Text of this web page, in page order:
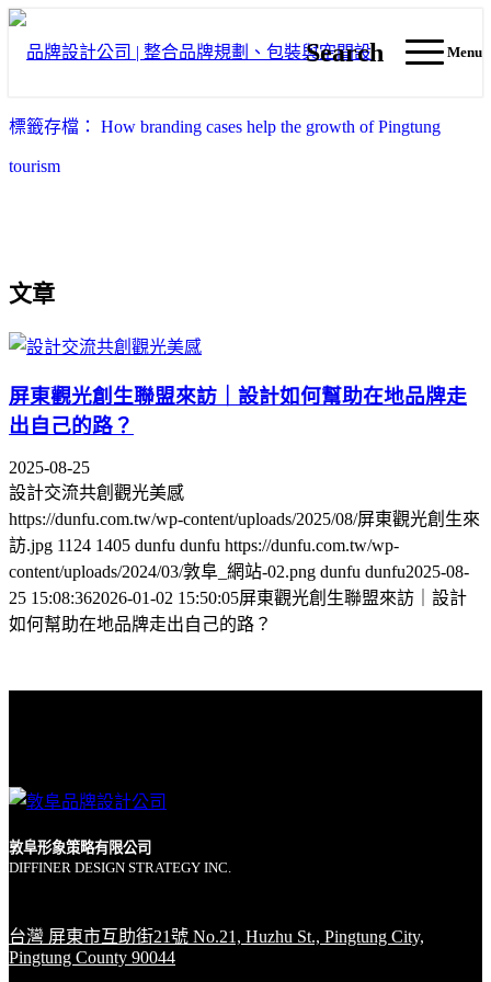
Search Menu
標籤存檔： How branding cases help the growth of Pingtung
tourism
文章
屏東觀光創生聯盟來訪｜設計如何幫助在地品牌走
出自己的路？
2025-08-25
設計交流共創觀光美感
https://dunfu.com.tw/wp-content/uploads/2025/08/屏東觀光創生來
訪.jpg 1124 1405 dunfu dunfu https://dunfu.com.tw/wp-
content/uploads/2024/03/敦阜_網站-02.png dunfu dunfu2025-08-
25 15:08:362026-01-02 15:50:05屏東觀光創生聯盟來訪｜設計
如何幫助在地品牌走出自己的路？
敦阜形象策略有限公司
DIFFINER DESIGN STRATEGY INC.
台灣 屏東市互助街21號 No.21, Huzhu St., Pingtung City,
Pingtung County 90044